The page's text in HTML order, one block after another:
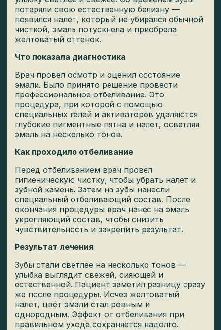
потеряли свою естественную белизну —
появился налет, который не убирался обычной
чисткой, эмаль потускнела и приобрела
желтоватый оттенок.
Что показала диагностика
Врач провел осмотр и оценил состояние
эмали. Было принято решение провести
профессиональное отбеливание. Это
процедура, при которой с помощью
специальных гелей и активаторов удаляются
глубокие пигментные пятна и налет, осветляя
эмаль на несколько тонов.
Как проходило отбеливание
Перед отбеливанием врач провел
гигиеническую чистку, чтобы убрать налет и
зубной камень. Затем на зубы нанесли
специальный отбеливающий состав. После
окончания процедуры врач нанес на эмаль
укрепляющий состав, чтобы снизить
чувствительность и закрепить результат.
Результат лечения
Зубы стали светлее на несколько тонов —
улыбка выглядит свежей, сияющей и
естественной. Пациент заметил разницу сразу
же после процедуры. Исчез желтоватый
налет, цвет эмали стал ровным и
однородным. Эффект от отбеливания при
правильном уходе сохраняется надолго.